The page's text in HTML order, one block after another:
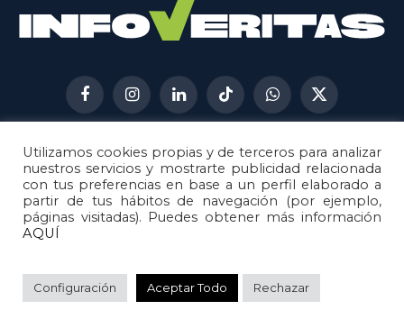
FacebookInstagramLinkedInTikTokWhatsApp
X
(Twitter)
AVISO LEGAL
METODOLOGÍA
POLÍTICA DE COOKIES
POLÍTICA DE CORRECCIONES
© 2026Metech. Todos los derechos reservados.
Utilizamos cookies propias y de terceros para analizar
nuestros servicios y mostrarte publicidad relacionada
con tus preferencias en base a un perfil elaborado a
partir de tus hábitos de navegación (por ejemplo,
páginas visitadas). Puedes obtener más información
AQUÍ
Configuración Aceptar Todo Rechazar